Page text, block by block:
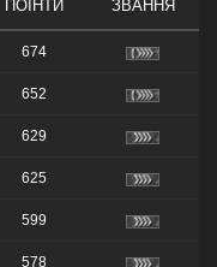
ПОІНТИ ЗВАННЯ
674
652
629
625
599
578